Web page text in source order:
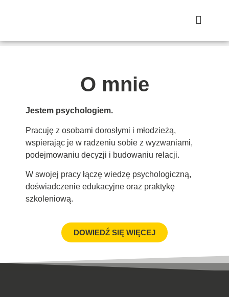
O mnie
Jestem psychologiem.
Pracuję z osobami dorosłymi i młodzieżą,
wspierając je w radzeniu sobie z wyzwaniami,
podejmowaniu decyzji i budowaniu relacji.
W swojej pracy łączę wiedzę psychologiczną,
doświadczenie edukacyjne oraz praktykę
szkoleniową.
DOWIEDŹ SIĘ WIĘCEJ